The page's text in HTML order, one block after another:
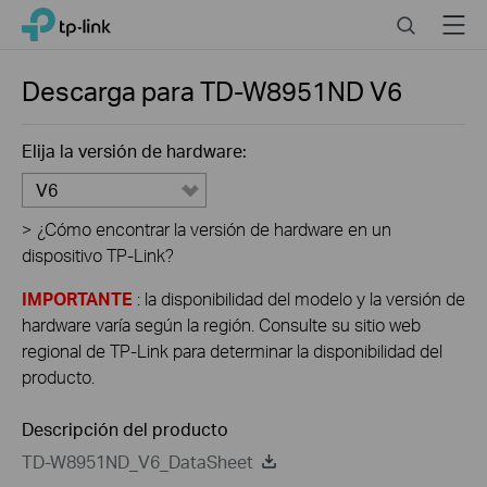
Click
navigation
TP-Link, Reliably Smart SearchMenu
Descarga paraTD-W8951NDV6
Elija la versión de hardware:
V6
> ¿Cómo encontrar la versión de hardware en un
dispositivo TP-Link?
IMPORTANTE : la disponibilidad del modelo y la versión de
hardware varía según la región. Consulte su sitio web
regional de TP-Link para determinar la disponibilidad del
producto.
Descripción del producto
TD-W8951ND_V6_DataSheet